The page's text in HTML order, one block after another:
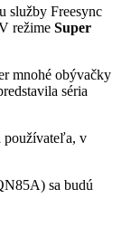
služby Freesync
režime Super
mnohé obývačky
séria
používateľa, v
sa budú